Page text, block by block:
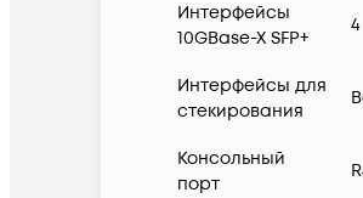
Интерфейсы
10GBase-X SFP+
4
Интерфейсы для
стекирования
Консольный
порт